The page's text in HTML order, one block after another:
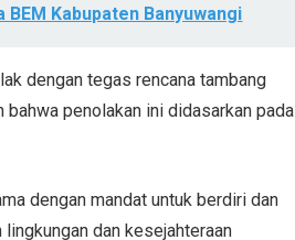
Kabupaten Banyuwangi
dengan tegas rencana tambang
bahwa penolakan ini didasarkan pada
dengan mandat untuk berdiri dan
dan kesejahteraan